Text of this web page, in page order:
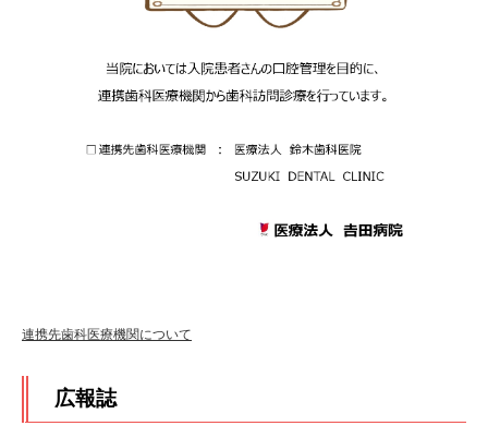
連携先歯科医療機関について
広報誌